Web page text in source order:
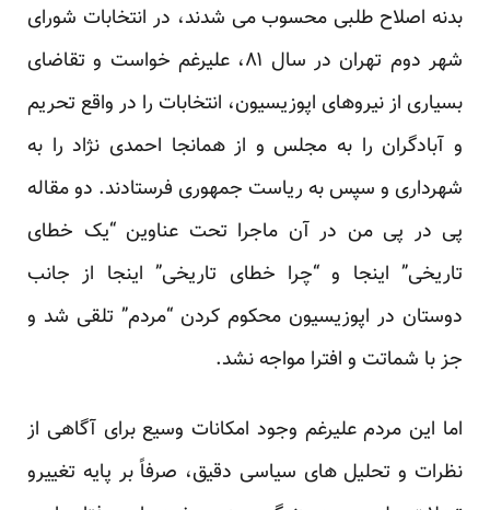
بدنه اصلاح طلبی محسوب می شدند، در انتخابات شورای
شهر دوم تهران در سال ۸۱، علیرغم خواست و تقاضای
بسیاری از نیروهای اپوزیسیون، انتخابات را در واقع تحریم
و آبادگران را به مجلس و از همانجا احمدی نژاد را به
شهرداری و سپس به ریاست جمهوری فرستادند. دو مقاله
پی در پی من در آن ماجرا تحت عناوین “یک خطای
تاریخی” اینجا و “چرا خطای تاریخی” اینجا از جانب
دوستان در اپوزیسیون محکوم کردن “مردم” تلقی شد و
جز با شماتت و افترا مواجه نشد.
اما این مردم علیرغم وجود امکانات وسیع برای آگاهی از
نظرات و تحلیل های سیاسی دقیق، صرفاً بر پایه تغییرو